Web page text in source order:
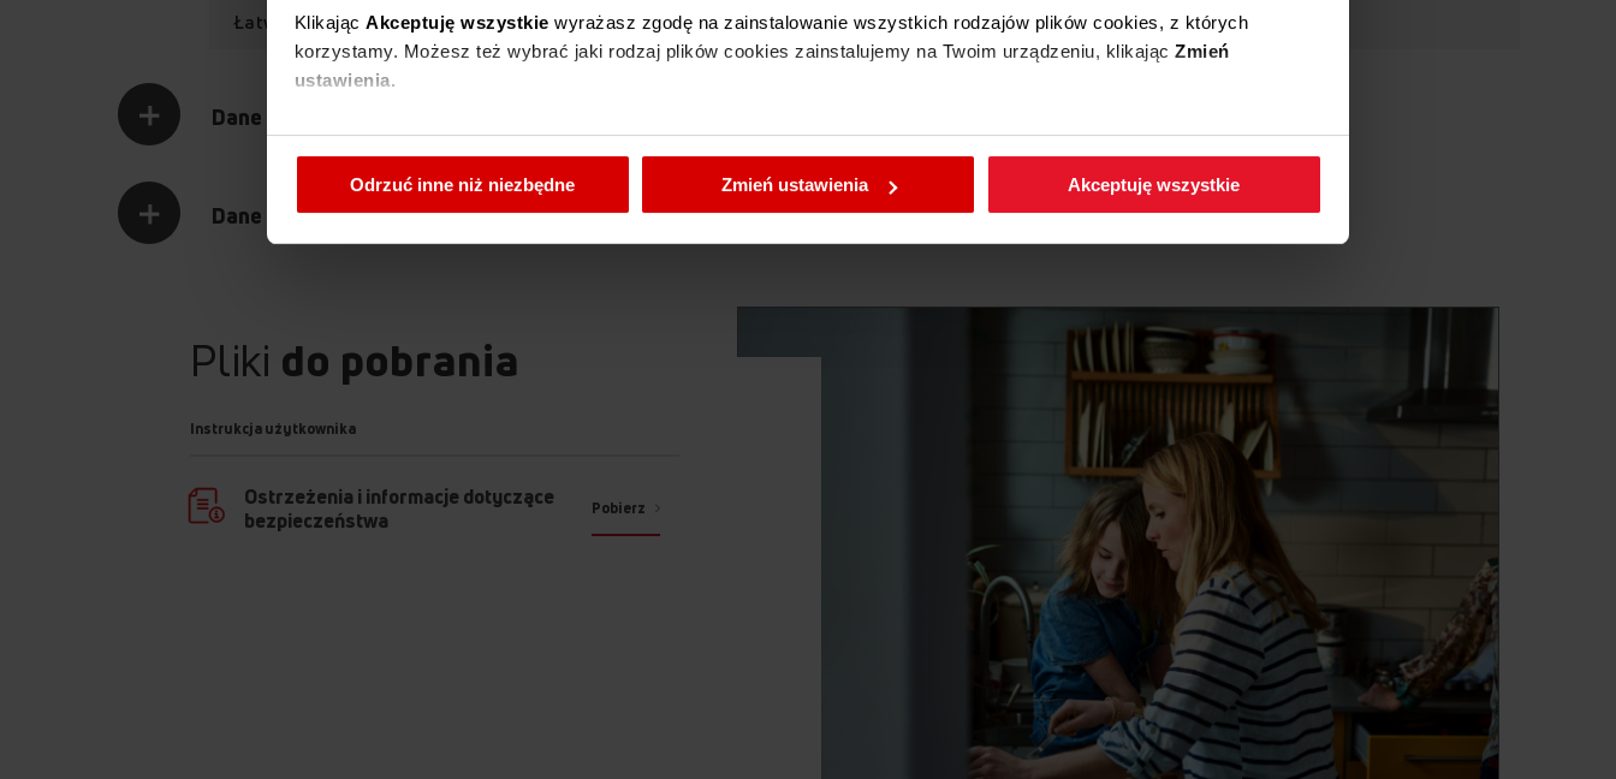
Klikając Akceptuję wszystkie wyrażasz zgodę na zainstalowanie wszystkich rodzajów plików cookies, z których
korzystamy. Możesz też wybrać jaki rodzaj plików cookies zainstalujemy na Twoim urządzeniu, klikając Zmień
ustawienia.
W każdej chwili możesz zmienić wybrane przez Ciebie ustawienia plików cookies wchodząc w zakładkęPolityka
Odrzuć inne niż niezbędne
Zmień ustawienia Akceptuję wszystkie
618IE3.468HTAKDPQ(XX) (kod: 54050)
EBS 6541 AA (kod: 54052)
EBI 810 74 C AA (kod: 54066)
EBI 810 74 AA (kod: 54067)
EBI 8562 C AA (kod: 54069)
EBF 7941 AA (kod: 54074)
EBF 8551 AA (kod: 54075)
ZEN BLACK_BIRCH (kod: 54076)
ZEN BLACK_EBONY (kod: 54077)
ZEN BLACK_OAK (kod: 54078)
ZEN BLACK_PURE (kod: 54079)
ZEN WHITE_BIRCH (kod: 54080)
ZEN WHITE_EBONY (kod: 54081)
ZEN WHITE_OAK (kod: 54082)
ZEN WHITE_PURE (kod: 54083)
EBA 8552 AA (kod: 54084)
EBI 71065 AA (kod: 54357)
EBI 81074 B AA (kod: 54358)
EBI 810 74 W AA (kod: 54359)
EBI8562 B AA (kod: 54360)
58IE3.319HTAKDPQ(XV) (kod: 54585)
EBF 7551 AA (kod: 54726)
EBI 810 64 AA (kod: 54762)
Łatwa w montażu Tak
Dane techniczne
Dane logistyczne
Pliki do pobrania
Instrukcja użytkownika
Ostrzeżenia i informacje dotyczące
bezpieczeństwa
Pobierz